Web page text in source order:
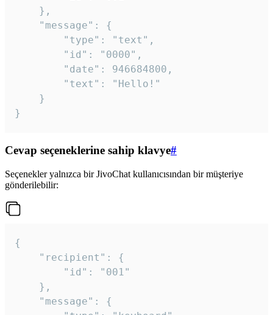
}
Cevap seçeneklerine sahip klavye#
Seçenekler yalnızca bir JivoChat kullanıcısından bir müşteriye
gönderilebilir:
{